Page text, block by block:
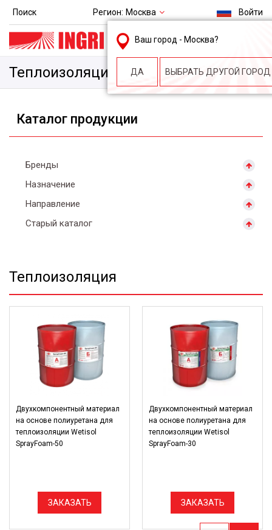
Поиск Регион: Москва
Ваш город - Москва?
ДА ВЫБРАТЬ ДРУГОЙ ГОРОД
Войти
msk@ingri.ru
пн. – пт.: 9.00-18.00
Теплоизоляция
Каталог продукции
Бренды
Назначение
Направление
Старый каталог
Теплоизоляция
Двухкомпонентный материал
на основе полиуретана для
теплоизоляции Wetisol
SprayFoam-50
ЗАКАЗАТЬ
Двухкомпонентный материал
на основе полиуретана для
теплоизоляции Wetisol
SprayFoam-30
ЗАКАЗАТЬ